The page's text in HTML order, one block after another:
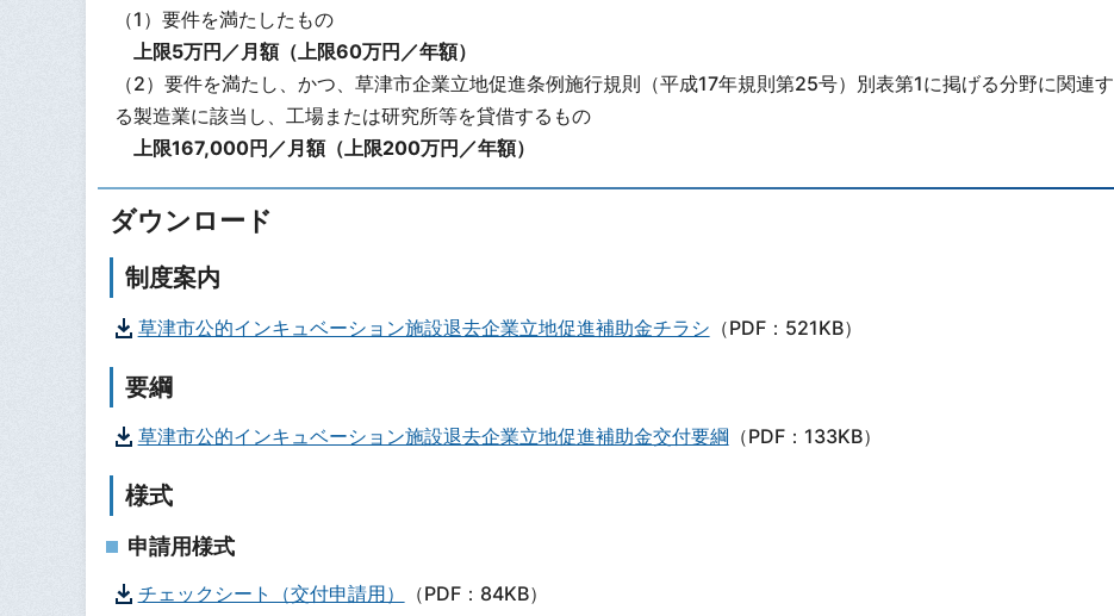
（1）要件を満たしたもの
上限5万円／月額（上限60万円／年額）
（2）要件を満たし、かつ、草津市企業立地促進条例施行規則（平成17年規則第25号）別表第1に掲げる分野に関連す
る製造業に該当し、工場または研究所等を貸借するもの
上限167,000円／月額（上限200万円／年額）
ダウンロード
制度案内
草津市公的インキュベーション施設退去企業立地促進補助金チラシ （PDF：521KB）
要綱
草津市公的インキュベーション施設退去企業立地促進補助金交付要綱 （PDF：133KB）
様式
申請用様式
チェックシート（交付申請用）
（PDF：84KB）